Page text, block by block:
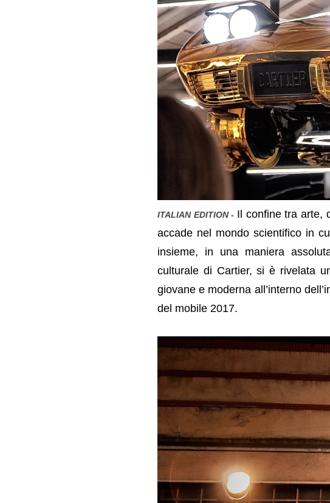
ITALIAN EDITION - Il confine tra arte,
accade nel mondo scientifico in
insieme, in una maniera
culturale di Cartier, si è rivelata
giovane e moderna all’interno
del mobile 2017.